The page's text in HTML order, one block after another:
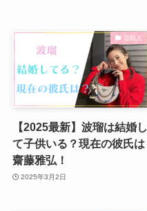
芸能人
【2025最新】波瑠は結婚し
て子供いる？現在の彼氏は
齋藤雅弘！
2025年3月2日